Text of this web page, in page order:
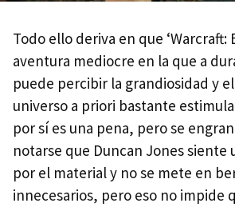
Todo ello deriva en que ‘Warcraft:
aventura mediocre en la que a
puede percibir la grandiosidad y
universo a priori bastante
por sí es una pena, pero se
notarse que Duncan Jones siente
por el material y no se mete en
innecesarios, pero eso no impide